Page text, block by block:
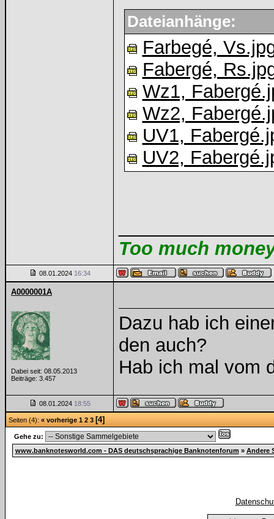
Dateianhänge:
Farbegé,
Fabergé,
Wz1,
Wz2,
UV1,
UV2,
Too much
08.01.2024 16:34
A0000001A
Dabei seit: 08.05.2013
Beiträge: 3.457
Dazu hab ich
den auch?
Hab ich mal vom
08.01.2024 18:55
Seiten (4): « vorherige 1 2 3 [4]
Gehe zu:
www.banknotesworld.com - DAS deutschsprachige Banknotenforum » Andere